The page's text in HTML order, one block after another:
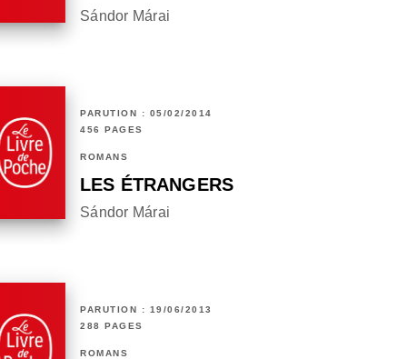
Sándor Márai
PARUTION : 05/02/2014
456 PAGES
ROMANS
LES ÉTRANGERS
Sándor Márai
PARUTION : 19/06/2013
288 PAGES
ROMANS